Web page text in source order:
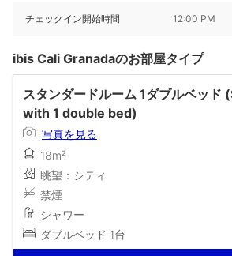
チェックイン開始時間 12:00 PM
ibis Cali Granadaのお部屋タイプ
スタンダードルーム 1ダブルベッ
with 1 double bed)
写真を見る
18m²
眺望：シティ
禁煙
シャワー
ダブルベッド 1台